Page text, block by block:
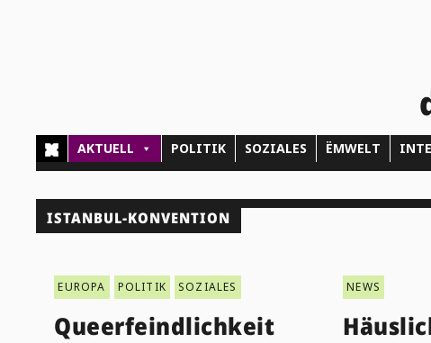
AKTUELL POLITIK SOZIALES ËMWELT
ISTANBUL-KONVENTION
EUROPA POLITIK SOZIALES
Queerfeindlichkeit
NEWS